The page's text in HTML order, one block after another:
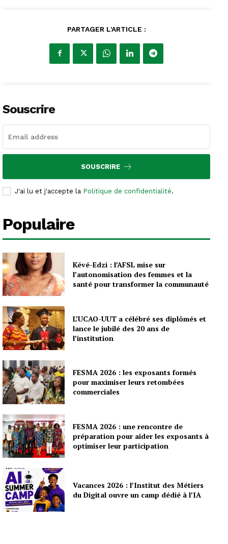
PARTAGER L'ARTICLE :
Souscrire
SOUSCRIRE
J'ai lu et j'accepte la Politique de confidentialité.
Populaire
Kévé-Edzi : l’AFSL mise sur
l’autonomisation des femmes et la
santé pour transformer la communauté
L’UCAO-UUT a célébré ses diplômés et
lance le jubilé des 20 ans de
l’institution
FESMA 2026 : les exposants formés
pour maximiser leurs retombées
commerciales
FESMA 2026 : une rencontre de
préparation pour aider les exposants à
optimiser leur participation
Vacances 2026 : l’Institut des Métiers
du Digital ouvre un camp dédié à l’IA